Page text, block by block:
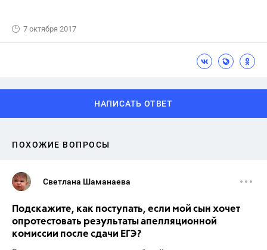
7 октября 2017
НАПИСАТЬ ОТВЕТ
ПОХОЖИЕ ВОПРОСЫ
Светлана Шаманаева
Подскажите, как поступать, если мой сын хочет
опротестовать результаты апелляционной
комиссии после сдачи ЕГЭ?